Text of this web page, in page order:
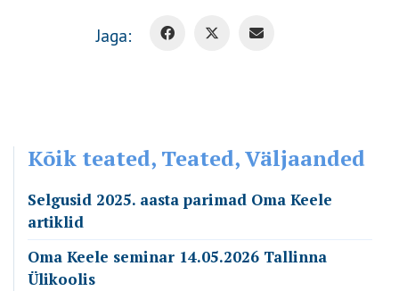
Jaga:
Kõik teated, Teated, Väljaanded
Selgusid 2025. aasta parimad Oma Keele
artiklid
Oma Keele seminar 14.05.2026 Tallinna
Ülikoolis